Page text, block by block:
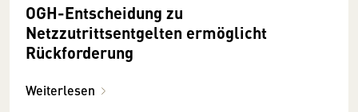
OGH-Entscheidung zu
Netzzutrittsentgelten ermöglicht
Rückforderung
Weiterlesen